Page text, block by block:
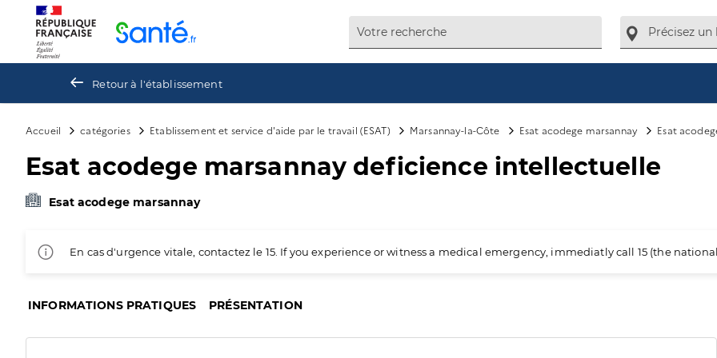
Retour à l'établissement
Accueil catégories Etablissement et service d'aide par le travail (ESAT) Marsannay-la-Côte Esat acodege marsannay Esat
Esat acodege marsannay deficience intellectuelle
Esat acodege marsannay
En cas d'urgence vitale, contactez le 15. If you experience or witness a medical emergency, immediatly call 15 (the
INFORMATIONS PRATIQUES PRÉSENTATION
Panneau de gestion des cookies